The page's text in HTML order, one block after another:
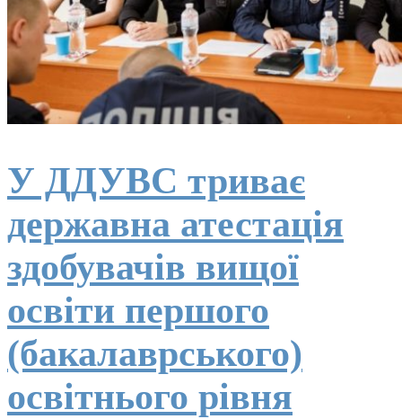
У ДДУВС триває
державна атестація
здобувачів вищої
освіти першого
(бакалаврського)
освітнього рівня